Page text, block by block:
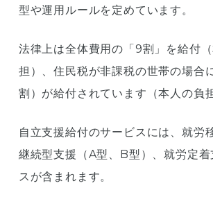
トをわかりやすく解説
【2026年版】トライアル雇用
金とは?企業が知るべき支給
件・申請方法
かりやすく解説
ら？2026年7月に2.7%への
型や運用ルールを定めています。
法律上は全体費用の「9割」を給付（
担）、住民税が非課税の世帯の場合
割）が給付されています（本人の負
自立支援給付のサービスには、就労
継続型支援（A型、B型）、就労定
スが含まれます。